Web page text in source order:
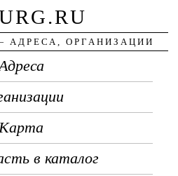
АДРЕСА, ОРГАНИЗАЦИИ
Карта
в каталог